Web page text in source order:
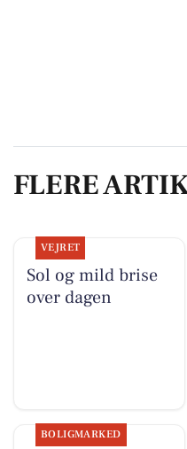
FLERE
VEJRET
Sol og mild brise
over dagen
BOLIGMARKED